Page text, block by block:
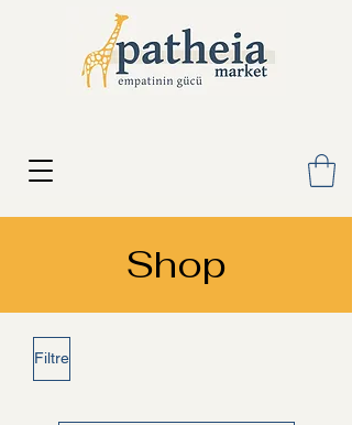
Shop
Filtre